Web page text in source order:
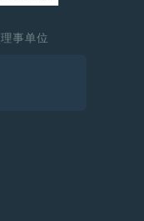
事单位